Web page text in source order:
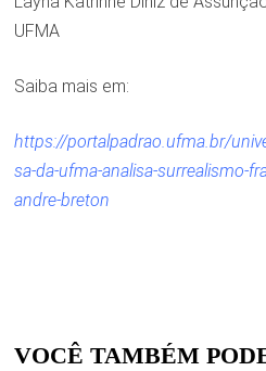
UFMA
Saiba mais em:
https://portalpadrao.ufma.br/
sa-da-ufma-analisa-surrealismo-
andre-breton
VOCÊ TAMBÉM